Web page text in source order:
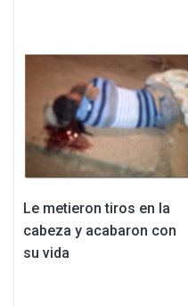
Le metieron tiros en la
cabeza y acabaron con
su vida